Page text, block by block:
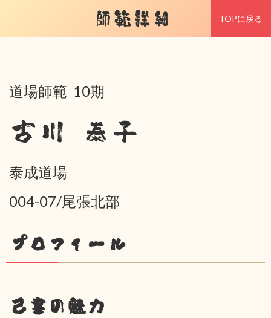
師範詳細 TOPに戻る
道場師範 10期
古川 泰子
泰成道場
004-07/尾張北部
プロフィール
己書の魅力